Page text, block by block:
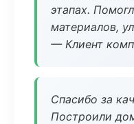
этапах.
материалов,
— Клиент
Спасибо за
Построили